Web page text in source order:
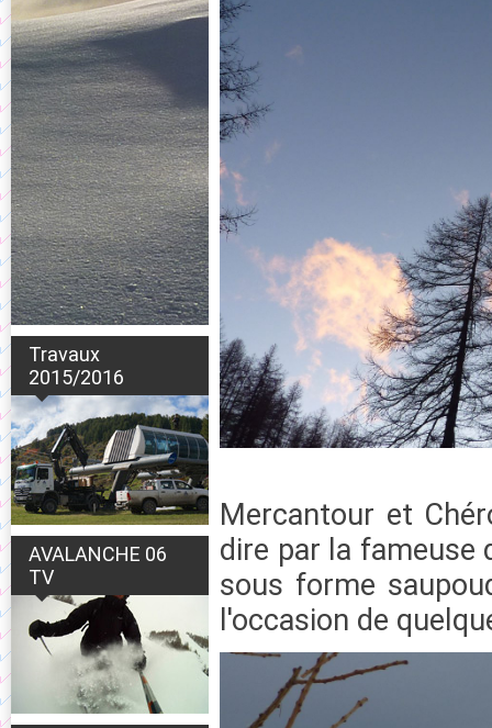
Travaux
2015/2016
AVALANCHE 06
TV
Mercantour et
dire par la fameuse
sous forme
l'occasion de